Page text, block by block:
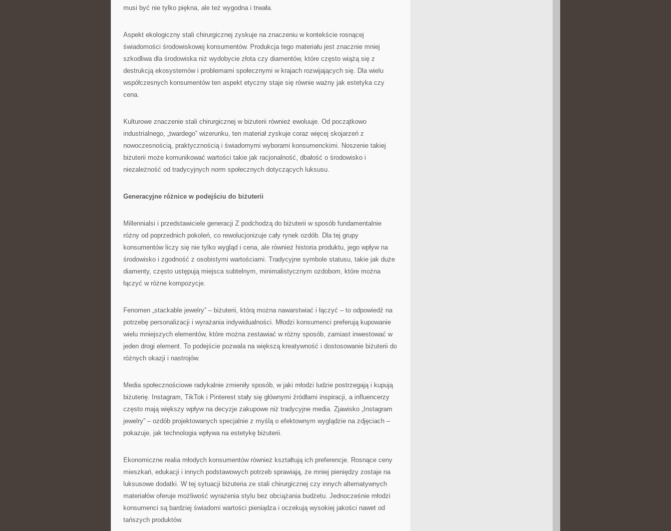
musi być nie tylko piękna, ale też wygodna i trwała.
Aspekt ekologiczny stali chirurgicznej zyskuje na znaczeniu w kontekście rosnącej
świadomości środowiskowej konsumentów. Produkcja tego materiału jest znacznie mniej
szkodliwa dla środowiska niż wydobycie złota czy diamentów, które często wiążą się z
destrukcją ekosystemów i problemami społecznymi w krajach rozwijających się. Dla wielu
współczesnych konsumentów ten aspekt etyczny staje się równie ważny jak estetyka czy
cena.
Kulturowe znaczenie stali chirurgicznej w biżuterii również ewoluuje. Od początkowo
industrialnego, „twardego” wizerunku, ten materiał zyskuje coraz więcej skojarzeń z
nowoczesnością, praktycznością i świadomymi wyborami konsumenckimi. Noszenie takiej
biżuterii może komunikować wartości takie jak racjonalność, dbałość o środowisko i
niezależność od tradycyjnych norm społecznych dotyczących luksusu.
Generacyjne różnice w podejściu do biżuterii
Millennialsi i przedstawiciele generacji Z podchodzą do biżuterii w sposób fundamentalnie
różny od poprzednich pokoleń, co rewolucjonizuje cały rynek ozdób. Dla tej grupy
konsumentów liczy się nie tylko wygląd i cena, ale również historia produktu, jego wpływ na
środowisko i zgodność z osobistymi wartościami. Tradycyjne symbole statusu, takie jak duże
diamenty, często ustępują miejsca subtelnym, minimalistycznym ozdobom, które można
łączyć w różne kompozycje.
Fenomen „stackable jewelry” – biżuterii, którą można nawarstwiać i łączyć – to odpowiedź na
potrzebę personalizacji i wyrażania indywidualności. Młodzi konsumenci preferują kupowanie
wielu mniejszych elementów, które można zestawiać w różny sposób, zamiast inwestować w
jeden drogi element. To podejście pozwala na większą kreatywność i dostosowanie biżuterii do
różnych okazji i nastrojów.
Media społecznościowe radykalnie zmieniły sposób, w jaki młodzi ludzie postrzegają i kupują
biżuterię. Instagram, TikTok i Pinterest stały się głównymi źródłami inspiracji, a influencerzy
często mają większy wpływ na decyzje zakupowe niż tradycyjne media. Zjawisko „Instagram
jewelry” – ozdób projektowanych specjalnie z myślą o efektownym wyglądzie na zdjęciach –
pokazuje, jak technologia wpływa na estetykę biżuterii.
Ekonomiczne realia młodych konsumentów również kształtują ich preferencje. Rosnące ceny
mieszkań, edukacji i innych podstawowych potrzeb sprawiają, że mniej pieniędzy zostaje na
luksusowe dodatki. W tej sytuacji biżuteria ze stali chirurgicznej czy innych alternatywnych
materiałów oferuje możliwość wyrażenia stylu bez obciążania budżetu. Jednocześnie młodzi
konsumenci są bardziej świadomi wartości pieniądza i oczekują wysokiej jakości nawet od
tańszych produktów.